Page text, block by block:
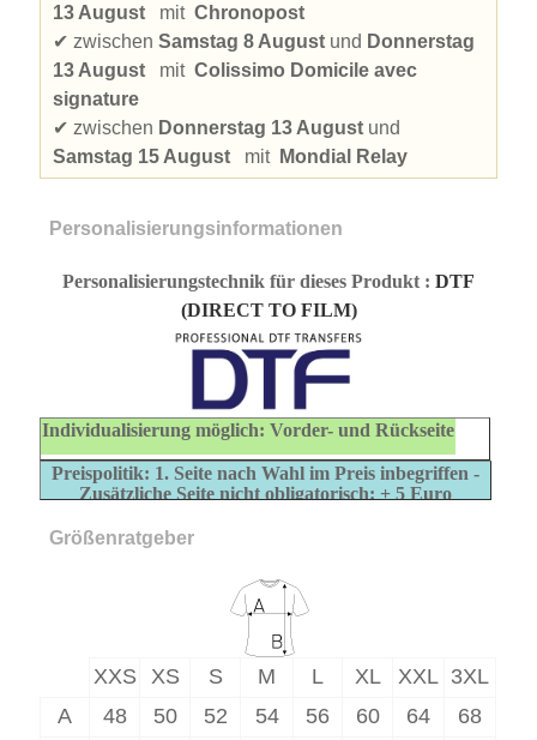
13 August
mitChronopost
✔ zwischen Samstag 8 August und Donnerstag
13 August
mitColissimo Domicile avec
signature
✔ zwischen Donnerstag 13 August und
Samstag 15 August
mit Mondial Relay
Personalisierungsinformationen
Personalisierungstechnik für dieses Produkt : DTF
(DIRECT TO FILM)
Individualisierung möglich: Vorder- und Rückseite
Preispolitik: 1. Seite nach Wahl im Preis inbegriffen -
Zusätzliche Seite nicht obligatorisch: + 5 Euro
Größenratgeber
XXS XS S M L XL XXL 3XL
A
48 50 52 54 56 60 64 68